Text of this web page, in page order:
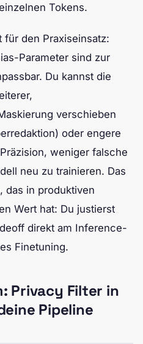
Tokens.
für den Praxiseinsatz:
Parameter sind zur
Du kannst die
verschieben
oder engere
weniger falsche
neu zu trainieren. Das
das in produktiven
Wert hat: Du justierst
direkt am Inference-
Finetuning.
Privacy Filter in
Pipeline